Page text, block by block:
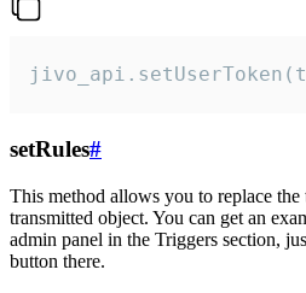
setRules#
This method allows you to replace
transmitted object. You can get an
admin panel in the Triggers section,
button there.